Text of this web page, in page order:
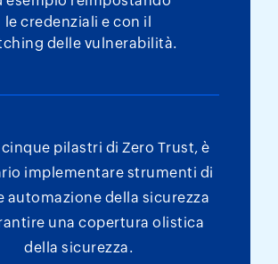
le credenziali e con il
delle vulnerabilità.
pilastri di Zero Trust, è
implementare strumenti di
automazione della sicurezza
una copertura olistica
della sicurezza.